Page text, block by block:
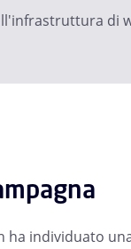
di
ha individuato